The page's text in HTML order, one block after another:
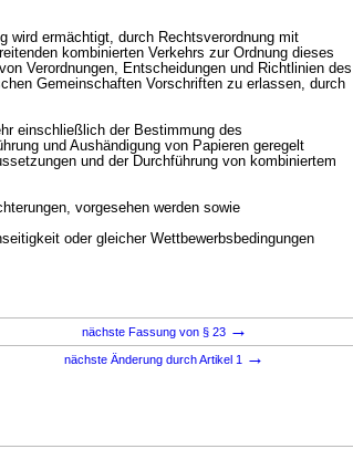
wird ermächtigt, durch Rechtsverordnung mit
kombinierten Verkehrs zur Ordnung dieses
Verordnungen, Entscheidungen und Richtlinien des
Gemeinschaften Vorschriften zu erlassen, durch
einschließlich der Bestimmung des
und Aushändigung von Papieren geregelt
und der Durchführung von kombiniertem
vorgesehen werden sowie
oder gleicher Wettbewerbsbedingungen
nächste Fassung von § 23 →
nächste Änderung durch Artikel 1 →